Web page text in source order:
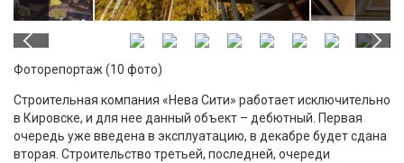
Фоторепортаж (10 фото)
Строительная компания «Нева Сити» работает исключительно
в Кировске, и для нее данный объект – дебютный. Первая
очередь уже введена в эксплуатацию, в декабре будет сдана
вторая. Строительство третьей, последней, очереди